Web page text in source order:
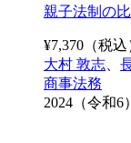
親子法制の
¥7,370 （税込
大村 敦志
商事法務
2024（令和6